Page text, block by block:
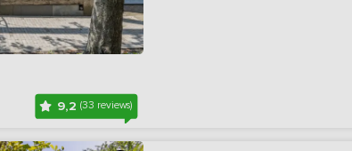
9,2(33 reviews)